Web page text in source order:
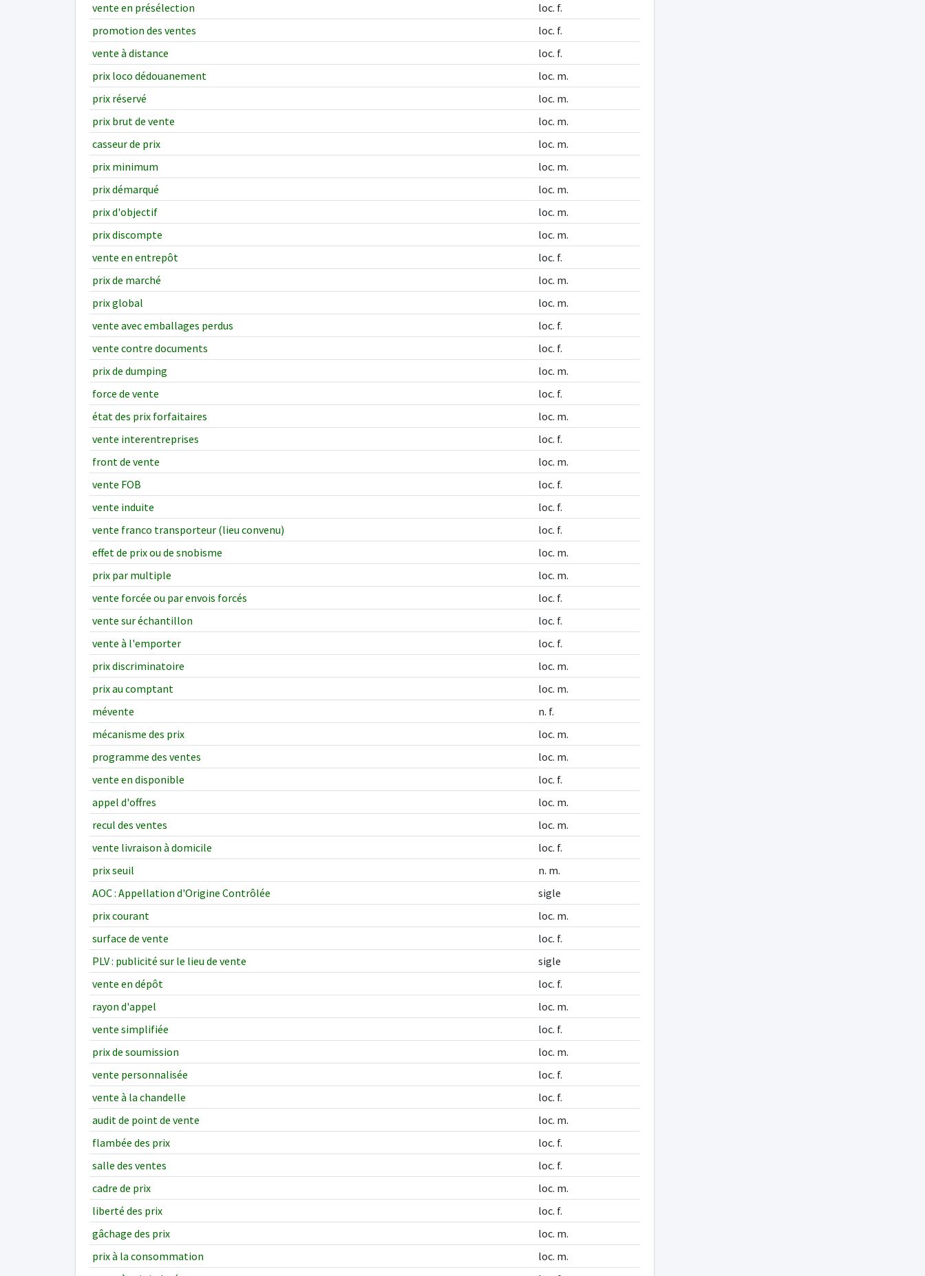
vente en présélection
loc. f.
promotion des ventes
loc. f.
vente à distance
loc. f.
prix loco dédouanement
loc. m.
prix réservé
loc. m.
prix brut de vente
loc. m.
casseur de prix
loc. m.
prix minimum
loc. m.
prix démarqué
loc. m.
prix d'objectif
loc. m.
prix discompte
loc. m.
vente en entrepôt
loc. f.
prix de marché
loc. m.
prix global
loc. m.
vente avec emballages perdus
loc. f.
vente contre documents
loc. f.
prix de dumping
loc. m.
force de vente
loc. f.
état des prix forfaitaires
loc. m.
vente interentreprises
loc. f.
front de vente
loc. m.
vente FOB
loc. f.
vente induite
loc. f.
vente franco transporteur (lieu convenu)
loc. f.
effet de prix ou de snobisme
loc. m.
prix par multiple
loc. m.
vente forcée ou par envois forcés
loc. f.
vente sur échantillon
loc. f.
vente à l'emporter
loc. f.
prix discriminatoire
loc. m.
prix au comptant
loc. m.
mévente
n. f.
mécanisme des prix
loc. m.
programme des ventes
loc. m.
vente en disponible
loc. f.
appel d'offres
loc. m.
recul des ventes
loc. m.
vente livraison à domicile
loc. f.
prix seuil
n. m.
AOC : Appellation d'Origine Contrôlée
sigle
prix courant
loc. m.
surface de vente
loc. f.
PLV : publicité sur le lieu de vente
sigle
vente en dépôt
loc. f.
rayon d'appel
loc. m.
vente simplifiée
loc. f.
prix de soumission
loc. m.
vente personnalisée
loc. f.
vente à la chandelle
loc. f.
audit de point de vente
loc. m.
flambée des prix
loc. f.
salle des ventes
loc. f.
cadre de prix
loc. m.
liberté des prix
loc. f.
gâchage des prix
loc. m.
prix à la consommation
loc. m.